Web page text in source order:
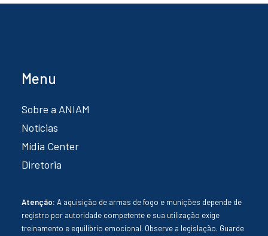
Menu
Sobre a ANIAM
Notícias
Mídia Center
Diretoria
Atenção: A aquisição de armas de fogo e munições depende de
registro por autoridade competente e sua utilização exige
treinamento e equilíbrio emocional. Observe a legislação. Guarde